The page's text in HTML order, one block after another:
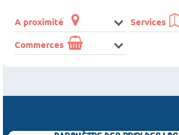
A proximité
Services
Commerces